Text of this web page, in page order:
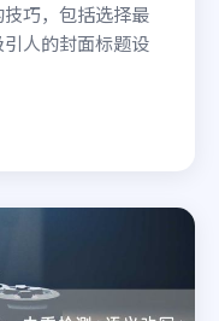
巧，包括选择最
人的封面标题设